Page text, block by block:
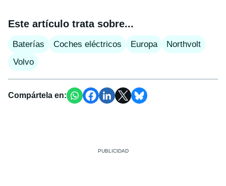
Este artículo trata sobre...
Baterías Coches eléctricos Europa
Northvolt
Volvo
Compártela en: